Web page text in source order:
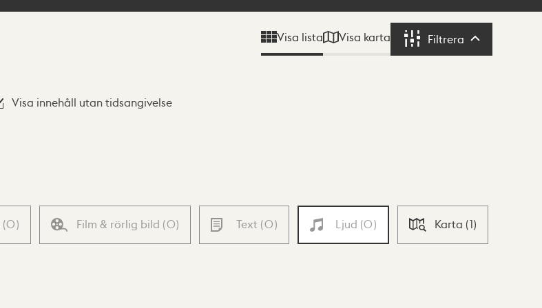
Visa lista Visa karta Filtrera Filtrera
Visa innehåll utan tidsangivelse
(0) Film & rörlig bild (0) Text (0) Ljud (0) Karta (1)